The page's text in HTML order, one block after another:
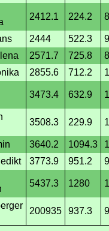
2412.1 224.2
2444 522.3
2571.7 725.8
2855.6 712.2
3473.4 632.9
3508.3 229.9
3640.2 1094.3
3773.9 951.2
5437.3 1280
200935 937.3